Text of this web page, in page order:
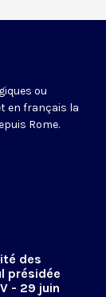
ou
en français la
Rome.
des
présidée
- 29 juin